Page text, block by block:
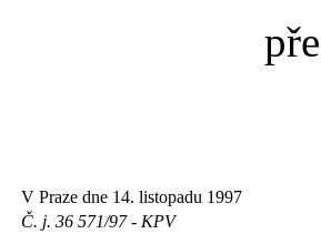
V Praze dne 14. listopadu 1997
Č. j. 36 571/97 - KPV